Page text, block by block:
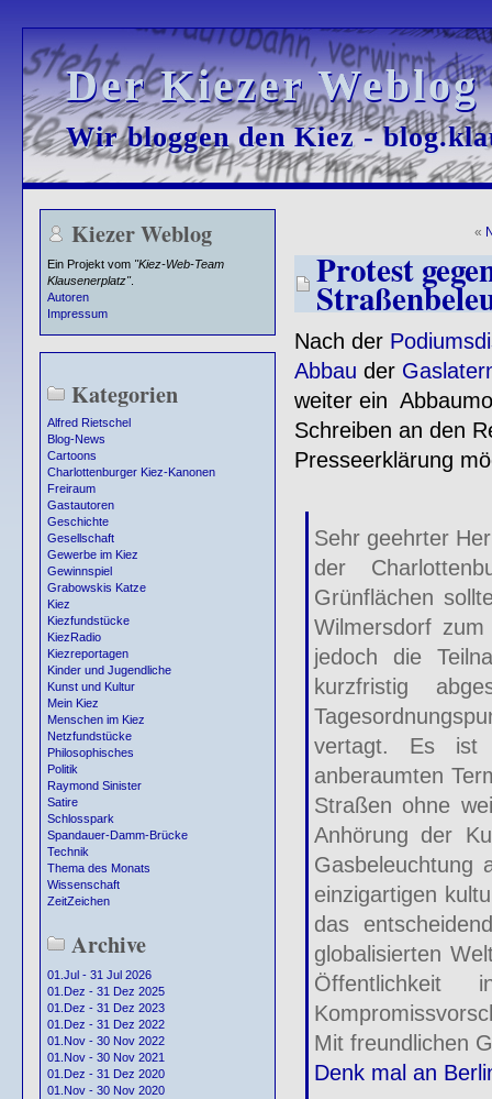
Der Kiezer
Der Kiezer
Wir bloggen den Kiez -
Wir bloggen den Kiez -
Kiezer Weblog
Ein Projekt vom "Kiez-Web-Team
Klausenerplatz".
Autoren
Impressum
Kategorien
Alfred Rietschel
Blog-News
Cartoons
Charlottenburger Kiez-Kanonen
Freiraum
Gastautoren
Geschichte
Gesellschaft
Gewerbe im Kiez
Gewinnspiel
Grabowskis Katze
Kiez
Kiezfundstücke
KiezRadio
Kiezreportagen
Kinder und Jugendliche
Kunst und Kultur
Mein Kiez
Menschen im Kiez
Netzfundstücke
Philosophisches
Politik
Raymond Sinister
Satire
Schlosspark
Spandauer-Damm-Brücke
Technik
Thema des Monats
Wissenschaft
ZeitZeichen
Archive
01.Jul - 31 Jul 2026
01.Dez - 31 Dez 2025
01.Dez - 31 Dez 2023
01.Dez - 31 Dez 2022
01.Nov - 30 Nov 2022
01.Nov - 30 Nov 2021
01.Dez - 31 Dez 2020
01.Nov - 30 Nov 2020
«
Protest
Nach der
Abbau der
weiter ein
Schreiben an den
Presseerklärung
Sehr geehrter
der
Grünflächen
Wilmersdorf
jedoch die
kurzfristig
vertagt. Es ist
anberaumten
Straßen ohne
Anhörung der
Gasbeleuchtung
einzigartigen
das
globalisierten
Öffentlichkeit
Mit freundlichen
Denk mal an